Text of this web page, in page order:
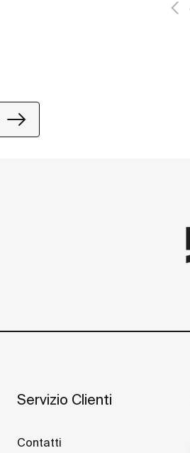
Servizio Clienti
Contatti